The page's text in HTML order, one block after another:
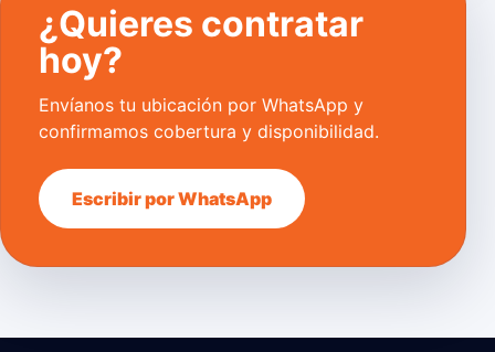
¿Quieres contratar
hoy?
Envíanos tu ubicación por WhatsApp y
confirmamos cobertura y disponibilidad.
Escribir por WhatsApp